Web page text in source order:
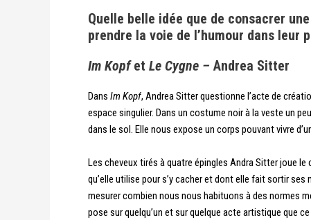
Quelle belle idée que de consacrer
prendre la voie de l’humour dans leur
Im Kopfet Le Cygne – Andrea Sitter
Dans Im Kopf, Andrea Sitter questionne l’acte de
espace singulier. Dans un costume noir à la veste un
dans le sol. Elle nous expose un corps pouvant vivre
Les cheveux tirés à quatre épingles Andra Sitter joue
qu’elle utilise pour s’y cacher et dont elle fait sortir
mesurer combien nous nous habituons à des normes
pose sur quelqu’un et sur quelque acte artistique que